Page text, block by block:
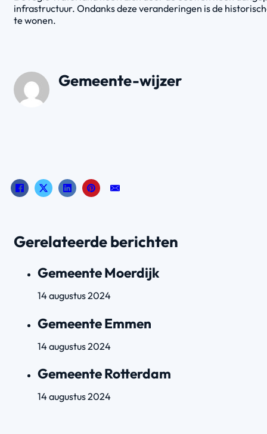
infrastructuur. Ondanks deze veranderingen is de
te wonen.
Gemeente-wijzer
Gerelateerde berichten
Gemeente Moerdijk
14 augustus 2024
Gemeente Emmen
14 augustus 2024
Gemeente Rotterdam
14 augustus 2024